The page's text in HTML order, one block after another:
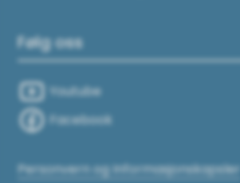
Følg oss
Youtube
Facebook
Personvern og Informasjonskapsler